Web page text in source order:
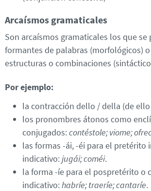
Arcaísmos gramaticales
Son arcaísmos gramaticales los que
formantes de palabras (morfológicos)
estructuras o combinaciones
Por ejemplo:
la contracción dello / della (de
los pronombres átonos como
conjugados:contéstole; viome;
las formas -ái, -éi para el pretérito
indicativo:jugái; coméi.
la forma -íe para el pospretérito o
indicativo:habríe; traeríe; cantaríe.